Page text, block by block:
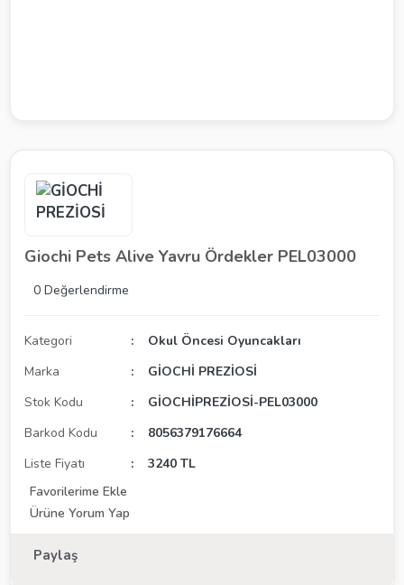
Giochi Pets Alive Yavru Ördekler PEL03000
0 Değerlendirme
Kategori
Okul Öncesi Oyuncakları
Marka
GİOCHİ PREZİOSİ
Stok Kodu
GİOCHİPREZİOSİ-PEL03000
Barkod Kodu
8056379176664
Liste Fiyatı
3240 TL
Ürüne Yorum Yap
Paylaş